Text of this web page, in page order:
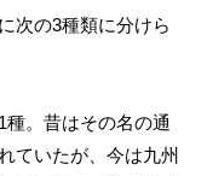
次の3種類に分けら
種。昔はその名の通
ていたが、今は九州